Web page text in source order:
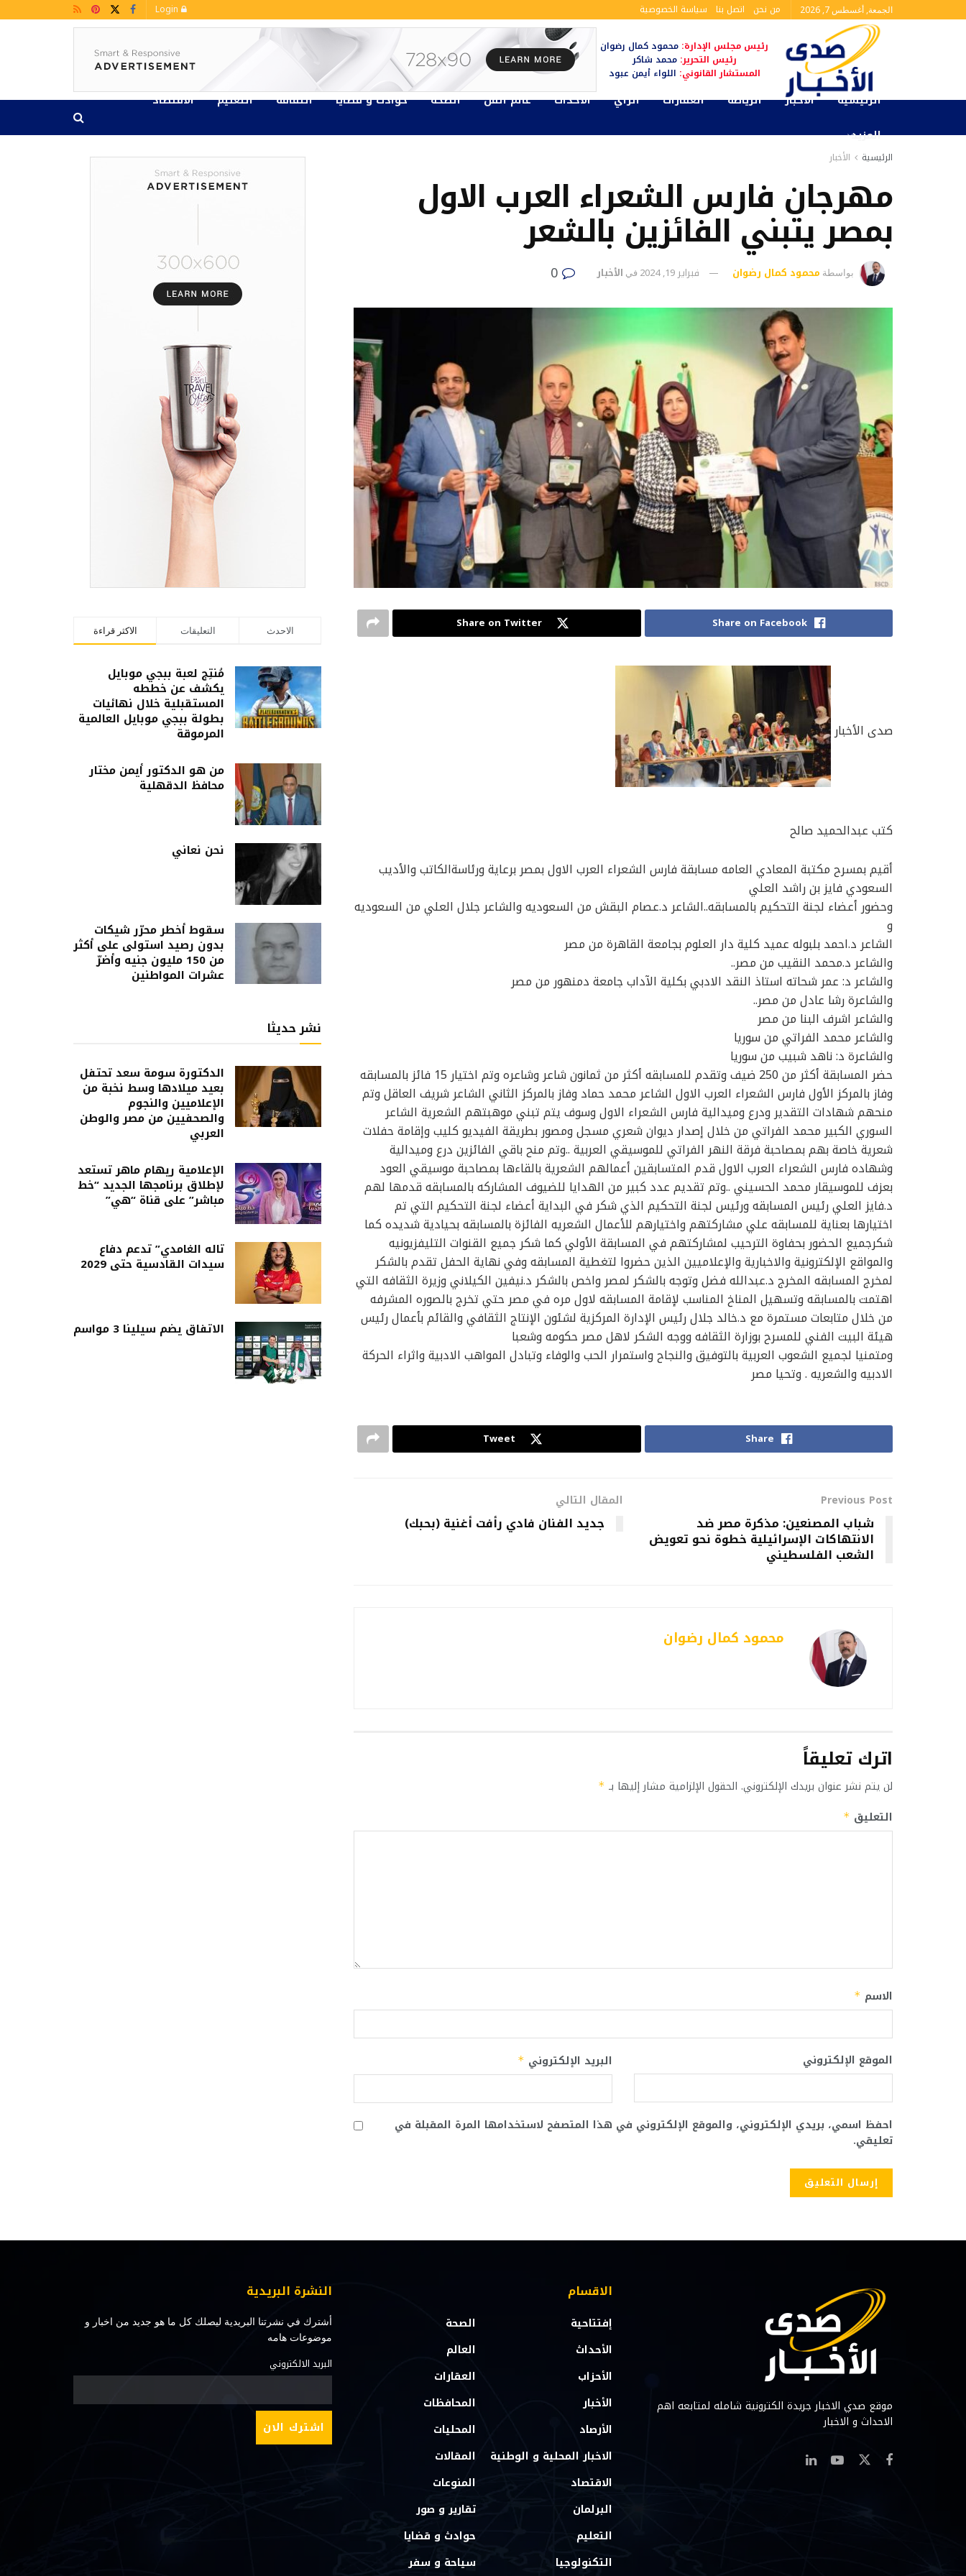
الجمعة, أغسطس 7, 2026 من نحن اتصل بنا سياسة الخصوصية
رئيس مجلس الإدارة: محمود كمال رضوان
رئيس التحرير:محمد شاكر
المستشار القانوني: اللواء أيمن عبود
الرئيسية الأخبار الرياضة العقارات الرأي الأحداث عالم الفن الصحة حوادث و قضايا الثقافة التعليم
الاقتصاد
المزيد
الرئيسية الأخبار
مهرجان فارس الشعراء العرب الاول
بمصر يتبني الفائزين بالشعر
بواسطة محمود كمال رضوان فبراير 19, 2024 في الأخبار
Share on Facebook
Share on Twitter
صدى الأخبار
كتب عبدالحميد صالح
أقيم بمسرح مكتبة المعادي العامه مسابقة فارس الشعراء العرب الاول بمصر برعاية ورئاسةالكاتب والأديب
السعودي فايز بن راشد العلي
وحضور أعضاء لجنة التحكيم بالمسابقه..الشاعر د.عصام البقش من السعوديه والشاعر جلال العلي من السعوديه
و
الشاعر د.احمد بلبوله عميد كلية دار العلوم بجامعة القاهرة من مصر
والشاعر د.محمد النقيب من مصر..
والشاعر د: عمر شحاته استاذ النقد الادبي بكلية الآداب جامعة دمنهور من مصر
والشاعرة رشا عادل من مصر..
والشاعر اشرف البنا من مصر
والشاعر محمد الفراتي من سوريا
والشاعرة د: ناهد شبيب من سوريا
حضر المسابقة أكثر من 250 ضيف وتقدم للمسابقه أكثر من ثمانون شاعر وشاعره وتم اختيار 15 فائز بالمسابقه
وفاز بالمركز الأول فارس الشعراء العرب الاول الشاعر محمد حماد وفاز بالمركز الثاني الشاعر شريف العاقل وتم
منحهم شهادات التقدير ودرع وميدالية فارس الشعراء الاول وسوف يتم تبني موهبتهم الشعرية الشاعر
السوري الكبير محمد الفراتي من خلال إصدار ديوان شعري مسجل ومصور بطريقة الفيديو كليب وإقامة حفلات
شعرية خاصة بهم بمصاحبة فرقة النهر الفراتي للموسيقي العربية ..وتم منح باقي الفائزين درع وميدالية
وشهاده فارس الشعراء العرب الاول قدم المتسابقين أعمالهم الشعرية بالقاءها بمصاحبة موسيقي العود
بعزف للموسيقار محمد الحسيني ..وتم تقديم عدد كبير من الهدايا للضيوف المشاركه بالمسابقه قدمها لهم
د.فايز العلي رئيس المسابقه ورئيس لجنة التحكيم الذي شكر في البداية أعضاء لجنة التحكيم التي تم
اختيارها بعناية للمسابقه علي مشاركتهم واختيارهم للأعمال الشعريه الفائزة بالمسابقه بحيادية شديده كما
شكرجميع الحضور بحفاوة الترحيب لمشاركتهم في المسابقة الأولي كما شكر جميع القنوات التليفزيونيه
والمواقع الإلكترونية والاخبارية والإعلاميين الذين حضروا لتغطية المسابقه وفي نهاية الحفل تقدم بالشكر
لمخرج المسابقه المخرج د.عبدالله فضل وتوجه بالشكر لمصر واخص بالشكر د.نيفين الكيلاني وزيرة الثقافه التي
اهتمت بالمسابقه وتسهيل المناخ المناسب لإقامة المسابقه لاول مره في مصر حتي تخرج بالصوره المشرفه
من خلال متابعات مستمرة مع د.خالد جلال رئيس الإدارة المركزية لشئون الإنتاج الثقافي والقائم بأعمال رئيس
هيئة البيت الفني للمسرح بوزارة الثقافه ووجه الشكر لاهل مصر حكومه وشعبا
ومتمنيا لجميع الشعوب العربية بالتوفيق والنجاح واستمرار الحب والوفاء وتبادل المواهب الادبية واثراء الحركة
الادبيه والشعريه . وتحيا مصر
Share
Tweet
Previous Post
شباب المصنعين: مذكرة مصر ضد
الانتهاكات الإسرائيلية خطوة نحو تعويض
الشعب الفلسطيني
المقال التالي
جديد الفنان فادي رأفت أغنية (بحبك)
محمود كمال رضوان
اترك تعليقاً
لن يتم نشر عنوان بريدك الإلكتروني. الحقول الإلزامية مشار إليها بـ *
التعليق *
الاسم *
البريد الإلكتروني * الموقع الإلكتروني
احفظ اسمي، بريدي الإلكتروني، والموقع الإلكتروني في هذا المتصفح لاستخدامها المرة المقبلة في
تعليقي.
الاكثر قراءة التعليقات الاحدث
مُنتِج لعبة ببجي موبايل
يكشف عن خططه
المستقبلية خلال نهائيات
بطولة ببجي موبايل العالمية
المرموقة
من هو الدكتور أيمن مختار
محافظ الدقهلية
نحن نعاني
سقوط أخطر محرّر شيكات
بدون رصيد استولى على أكثر
من 150 مليون جنيه وأضرّ
عشرات المواطنين
نشر حديثا
الدكتورة سومة سعد تحتفل
بعيد ميلادها وسط نخبة من
الإعلاميين والنجوم
والصحفيين من مصر والوطن
العربي
الإعلامية ريهام ماهر تستعد
لإطلاق برنامجها الجديد “خط
مباشر” على قناة “هي”
تاله الغامدي” تدعم دفاع
سيدات القادسية حتى 2029
الاتفاق يضم سيلينا 3 مواسم
موقع صدي الاخبار جريدة الكترونية شامله لمتابعه اهم
الاحداث و الاخبار
الاقسام
إفتتاحية
الأحداث
الأحزاب
الأخبار
الأرصاد
الاخبار المحلية و الوطنية
الاقتصاد
البرلمان
التعليم
التكنولوجيا
الصحة
العالم
العقارات
المحافظات
المحليات
المقالات
المنوعات
تقارير و صور
حوادث و قضايا
سياحة و سفر
النشرة البريدية
أشترك في نشرتنا البريدية ليصلك كل ما هو جديد من اخبار و
موضوعات هامه
البريد الالكتروني